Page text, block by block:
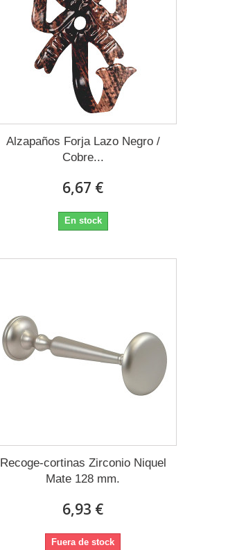
Alzapaños Forja Lazo Negro /
Cobre...
6,67 €
En stock
Recoge-cortinas Zirconio Niquel
Mate 128 mm.
6,93 €
Fuera de stock